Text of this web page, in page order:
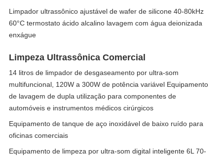
Limpador ultrassônico ajustável de wafer de silicone 40-80kHz
60°C termostato ácido alcalino lavagem com água deionizada
enxágue
Limpeza Ultrassônica Comercial
14 litros de limpador de desgaseamento por ultra-som
multifuncional, 120W a 300W de potência variável Equipamento
de lavagem de dupla utilização para componentes de
automóveis e instrumentos médicos cirúrgicos
Equipamento de tanque de aço inoxidável de baixo ruído para
oficinas comerciais
Equipamento de limpeza por ultra-som digital inteligente 6L 70-